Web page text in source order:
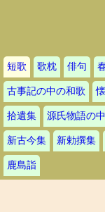
短歌 歌枕 俳句
古事記の中の和歌
拾遺集 源氏物語の
新古今集 新勅撰集
鹿島詣